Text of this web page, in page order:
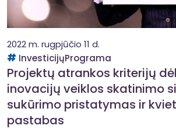
2022 m. rugpjūčio 11 d.
InvesticijųPrograma
Projektų atrankos kriterijų
inovacijų veiklos skatinimo
sukūrimo pristatymas ir
pastabas